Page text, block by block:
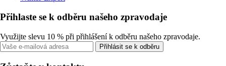
Přihlaste se k odběru našeho zpravodaje
Využijte slevu 10 % při přihlášení k odběru našeho zpravodaje.
Přihlásit se k odběru